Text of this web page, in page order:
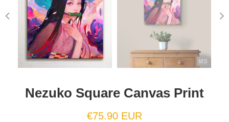
Nezuko Square Canvas Print
€75.90 EUR